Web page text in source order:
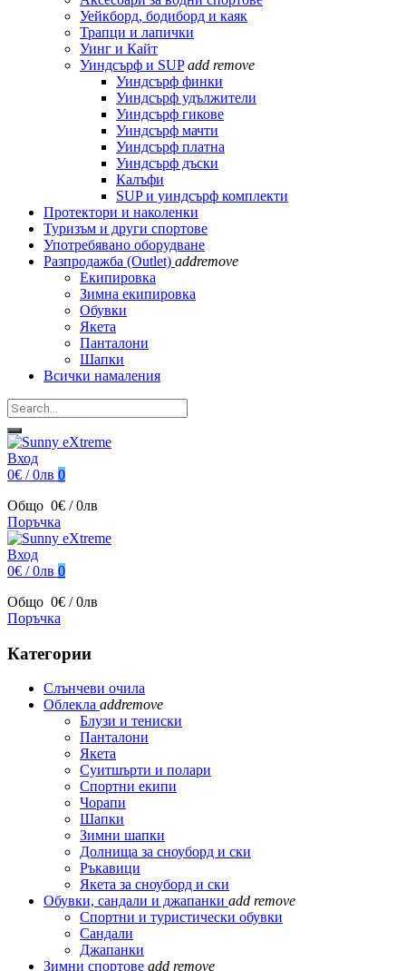
Уейкборд, бодиборд и каяк
Трапци и лапички
Уинг и Кайт
Уиндсърф и SUP add remove
Уиндсърф финки
Уиндсърф удължители
Уиндсърф гикове
Уиндсърф мачти
Уиндсърф платна
Уиндсърф дъски
Калъфи
SUP и уиндсърф комплекти
Протектори и наколенки
Туризъм и други спортове
Употребявано оборудване
Разпродажба (Outlet) addremove
Екипировка
Зимна екипировка
Обувки
Якета
Панталони
Шапки
Всички намаления
Вход
0€ / 0лв 0
Общо 0€ / 0лв
Поръчка
Вход
0€ / 0лв 0
Общо 0€ / 0лв
Поръчка
Категории
Слънчеви очила
Облекла addremove
Блузи и тениски
Панталони
Якета
Суитшърти и полари
Спортни екипи
Чорапи
Шапки
Зимни шапки
Долнища за сноуборд и ски
Ръкавици
Якета за сноуборд и ски
Обувки, сандали и джапанки add remove
Спортни и туристически обувки
Сандали
Джапанки
Зимни спортове add remove